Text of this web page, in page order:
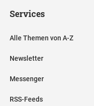
Services
Alle Themen von A-Z
Newsletter
Messenger
RSS-Feeds